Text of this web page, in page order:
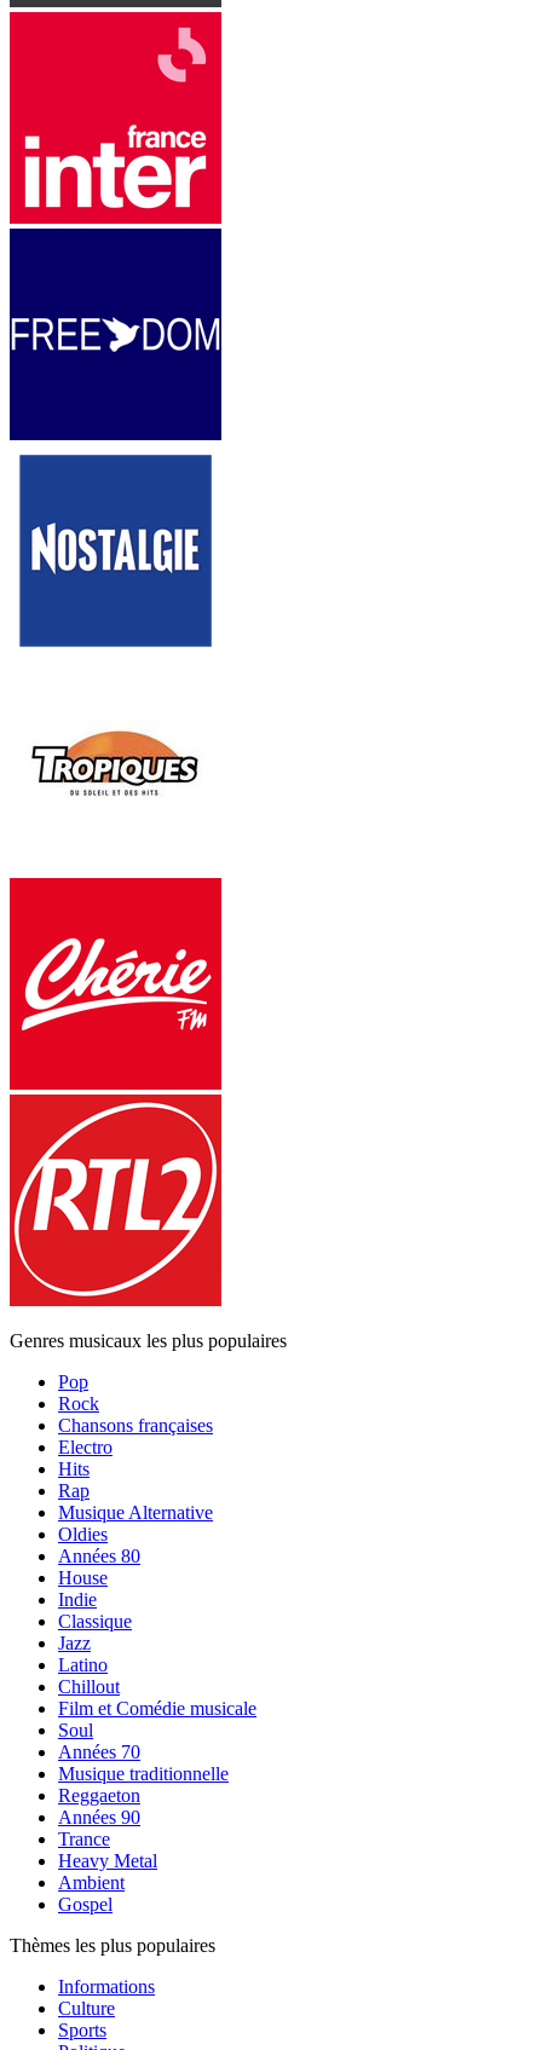
Genres musicaux les plus populaires
Pop
Rock
Chansons françaises
Electro
Hits
Rap
Musique Alternative
Oldies
Années 80
House
Indie
Classique
Jazz
Latino
Chillout
Film et Comédie musicale
Soul
Années 70
Musique traditionnelle
Reggaeton
Années 90
Trance
Heavy Metal
Ambient
Gospel
Thèmes les plus populaires
Informations
Culture
Sports